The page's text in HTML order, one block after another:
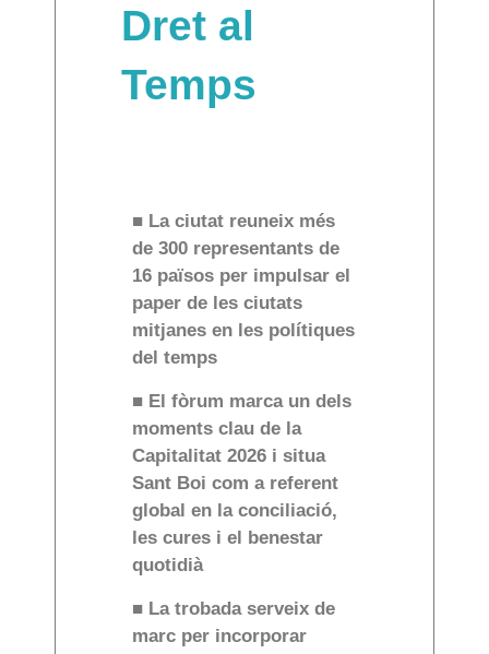
Dret al
Temps
■ La ciutat reuneix més
de 300 representants de
16 països per impulsar el
paper de les ciutats
mitjanes en les polítiques
del temps
■ El fòrum marca un dels
moments clau de la
Capitalitat 2026 i situa
Sant Boi com a referent
global en la conciliació,
les cures i el benestar
quotidià
■ La trobada serveix de
marc per incorporar